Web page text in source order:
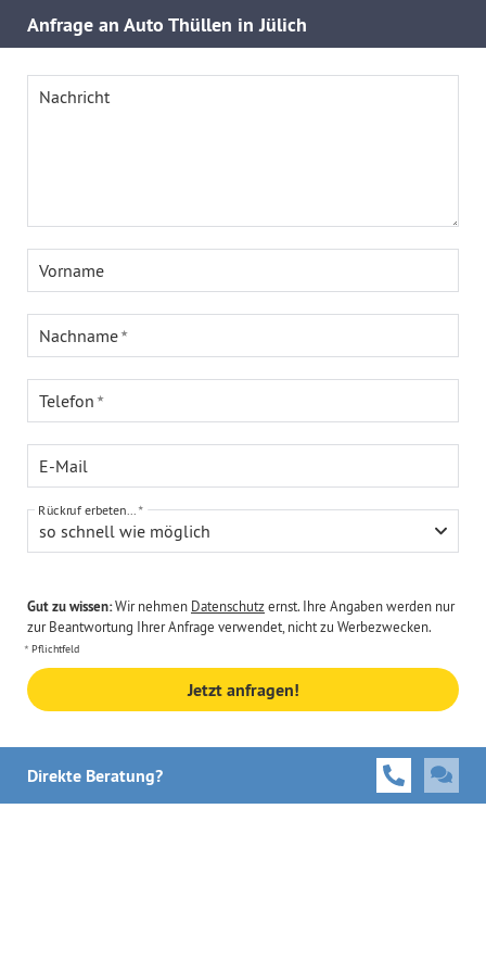
Anfrage an Auto Thüllen in Jülich
Nachricht
Vorname
Nachname
Telefon
E-Mail
so schnell wie möglich
Rückruf erbeten...
Gut zu wissen:Wir nehmen Datenschutzernst. Ihre Angaben werden nur
zur Beantwortung Ihrer Anfrage verwendet, nicht zu Werbezwecken.
Pflichtfeld
Jetzt anfragen!
Direkte Beratung?